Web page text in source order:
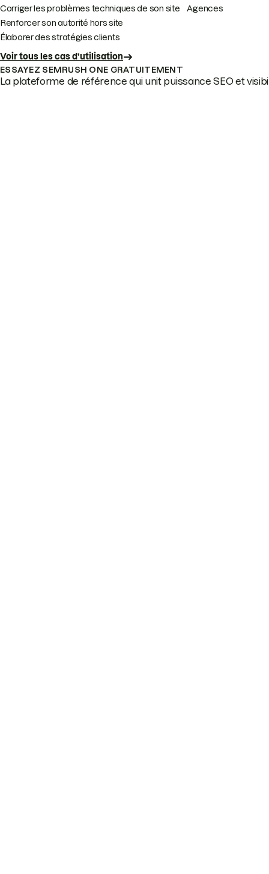
Corriger les problèmes techniques de son site
Renforcer son autorité hors site
Élaborer des stratégies clients
Voir tous les cas d’utilisation
Agences
ESSAYEZ SEMRUSH ONE GRATUITEMENT
La plateforme de référence qui unit puissance SEO et